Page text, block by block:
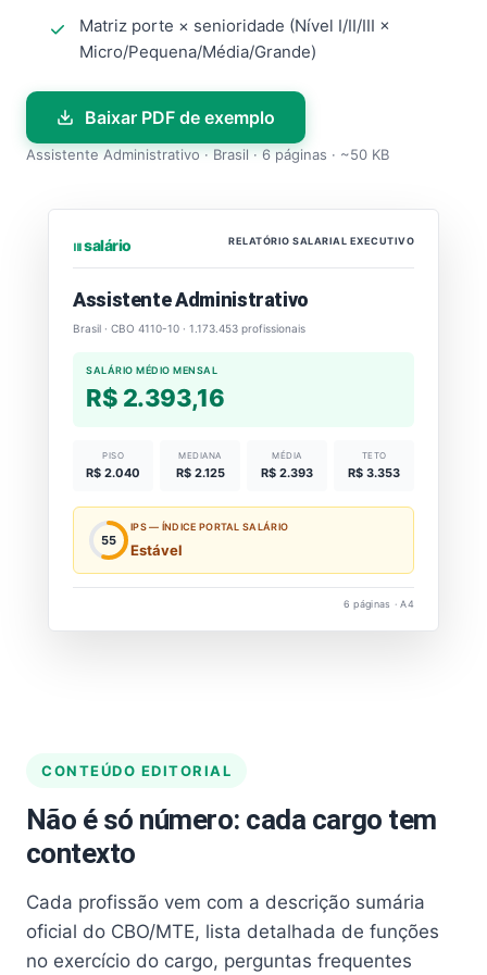
Matriz porte × senioridade (Nível I/II/III ×
Micro/Pequena/Média/Grande)
Baixar PDF de exemplo
Assistente Administrativo · Brasil · 6 páginas · ~50 KB
⏐⏐⏐ salário RELATÓRIO SALARIAL EXECUTIVO
Assistente Administrativo
Brasil · CBO 4110-10 · 1.173.453 profissionais
SALÁRIO MÉDIO MENSAL
R$ 2.393,16
PISO
R$ 2.040
MEDIANA
R$ 2.125
MÉDIA
R$ 2.393
TETO
R$ 3.353
55
IPS — ÍNDICE PORTAL SALÁRIO
Estável
6 páginas · A4
CONTEÚDO EDITORIAL
Não é só número: cada cargo tem
contexto
Cada profissão vem com a descrição sumária
oficial do CBO/MTE, lista detalhada de funções
no exercício do cargo, perguntas frequentes